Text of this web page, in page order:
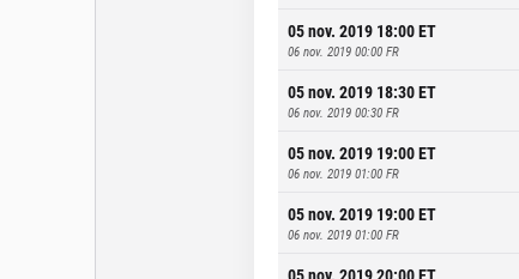
05 nov. 2019 18:00ET
06 nov. 2019 00:00 FR
05 nov. 2019 18:30ET
06 nov. 2019 00:30 FR
05 nov. 2019 19:00ET
06 nov. 2019 01:00 FR
05 nov. 2019 19:00ET
06 nov. 2019 01:00 FR